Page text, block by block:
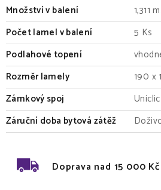
Množství v balení
1,311
Počet lamel v balení
5 Ks
Podlahové topení
Rozměr lamely
190 x
Zámkový spoj
Uniclic
Záruční doba bytová zátěž
Doprava nad 15 000